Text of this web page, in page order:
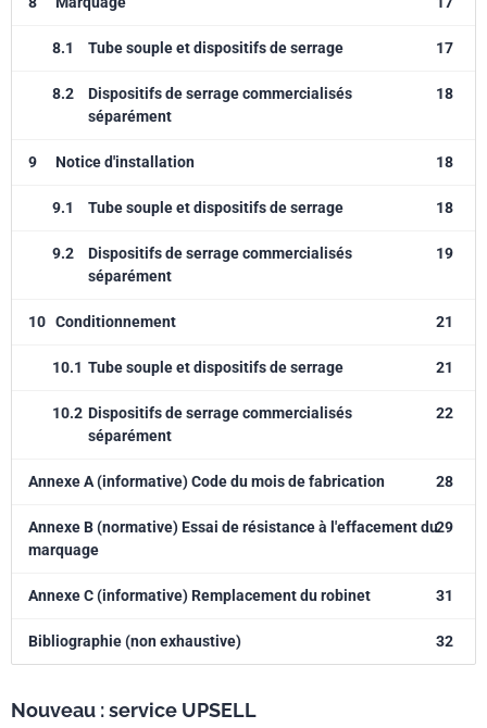
8.1 Tube souple et dispositifs de serrage 17
8.2
Dispositifs de serrage commercialisés
séparément
18
9 Notice d'installation 18
9.1 Tube souple et dispositifs de serrage 18
9.2
Dispositifs de serrage commercialisés
séparément
19
10 Conditionnement 21
10.1 Tube souple et dispositifs de serrage 21
10.2 Dispositifs de serrage commercialisés
séparément
22
Annexe A (informative) Code du mois de fabrication 28
Annexe B (normative) Essai de résistance à l'effacement du
marquage
29
Annexe C (informative) Remplacement du robinet 31
Bibliographie (non exhaustive) 32
Nouveau : service UPSELL